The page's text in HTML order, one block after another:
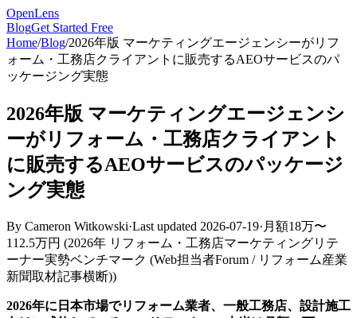
OpenLens
BlogGet Started Free
Home/Blog/2026年版 マーケティングエージェンシーがリフ
ォーム・工務店クライアントに販売するAEOサービスのパ
ッケージング実態
2026年版 マーケティングエージェンシ
ーがリフォーム・工務店クライアント
に販売するAEOサービスのパッケージ
ング実態
By Cameron Witkowski·Last updated 2026-07-19· 月額18万〜
112.5万円 (2026年 リフォーム・工務店マーケティングリテ
ーナー実勢ベンチマーク (Web担当者Forum / リフォーム産業
新聞取材記事横断))
2026年に日本市場でリフォーム業者、一般工務店、設計施工